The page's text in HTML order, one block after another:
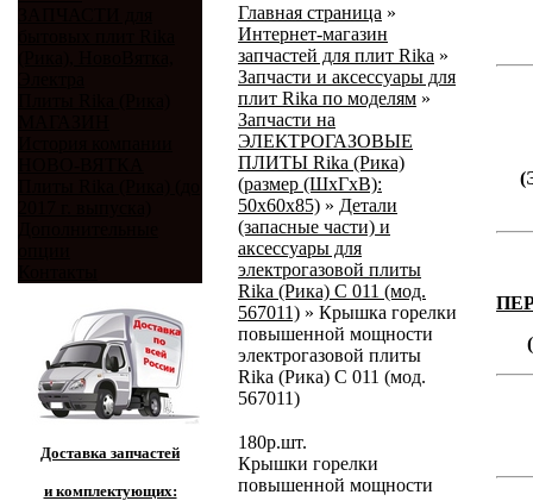
Доставка запчастей
и комплектующих:
Главная страница »
Интернет-магазин
запчастей для плит Rika »
Запчасти и аксессуары для
плит Rika по моделям »
Запчасти на
ЭЛЕКТРОГАЗОВЫЕ
ПЛИТЫ Rika (Рика)
(размер (ШхГхВ):
50х60х85) » Детали
(запасные части) и
аксессуары для
электрогазовой плиты
Rika (Рика) С 011 (мод.
567011) » Крышка горелки
повышенной мощности
электрогазовой плиты
Rika (Рика) С 011 (мод.
567011)
180р.шт.
Крышки горелки
повышенной мощности